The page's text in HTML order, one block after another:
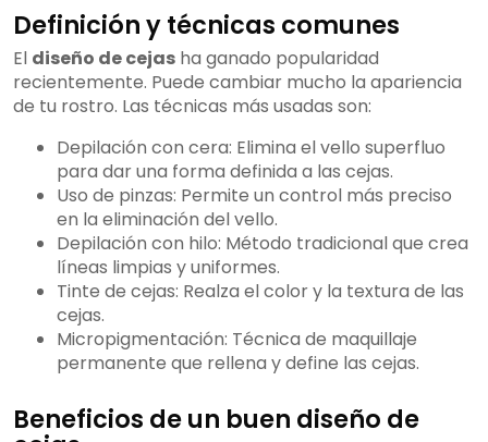
Definición y técnicas comunes
El diseño de cejas ha ganado popularidad
recientemente. Puede cambiar mucho la apariencia
de tu rostro. Las técnicas más usadas son:
Depilación con cera: Elimina el vello superfluo
para dar una forma definida a las cejas.
Uso de pinzas: Permite un control más preciso
en la eliminación del vello.
Depilación con hilo: Método tradicional que crea
líneas limpias y uniformes.
Tinte de cejas: Realza el color y la textura de las
cejas.
Micropigmentación: Técnica de maquillaje
permanente que rellena y define las cejas.
Beneficios de un buen diseño de